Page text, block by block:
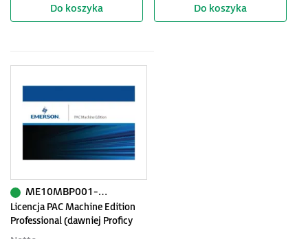
Do koszyka Do koszyka
Licencja PAC Machine Edition
Professional (dawniej Proficy
Machine Edition) Suite wer. 10 z
ME10MBP001-AP